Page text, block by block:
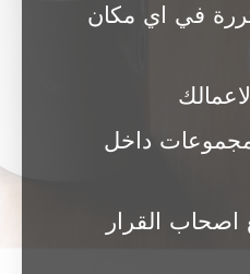
في اي مكان
داخل
اصحاب القرار